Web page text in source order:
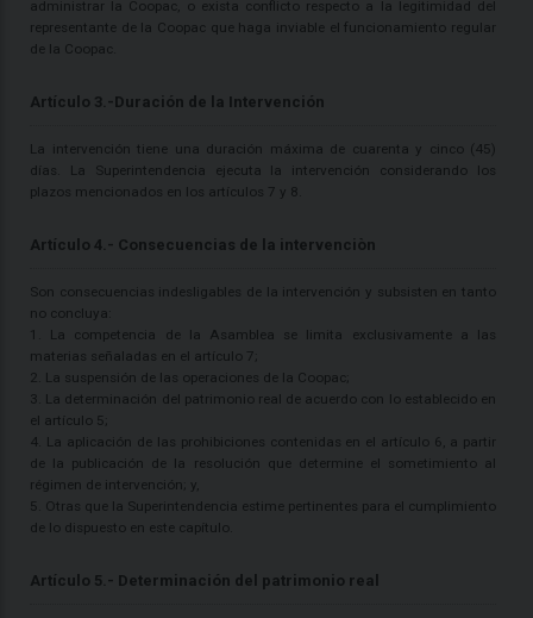
administrar la Coopac, o exista conflicto respecto a la legitimidad del
representante de la Coopac que haga inviable el funcionamiento regular
de la Coopac.
Artículo 3.-Duración de la Intervención
La intervención tiene una duración máxima de cuarenta y cinco (45)
días. La Superintendencia ejecuta la intervención considerando los
plazos mencionados en los artículos 7 y 8.
Artículo 4.- Consecuencias de la intervenciòn
Son consecuencias indesligables de la intervención y subsisten en tanto
no concluya:
1. La competencia de la Asamblea se limita exclusivamente a las
materias señaladas en el artículo 7;
2. La suspensión de las operaciones de la Coopac;
3. La determinación del patrimonio real de acuerdo con lo establecido en
el artículo 5;
4. La aplicación de las prohibiciones contenidas en el artículo 6, a partir
de la publicación de la resolución que determine el sometimiento al
régimen de intervención; y,
5. Otras que la Superintendencia estime pertinentes para el cumplimiento
de lo dispuesto en este capítulo.
Artículo 5.- Determinación del patrimonio real